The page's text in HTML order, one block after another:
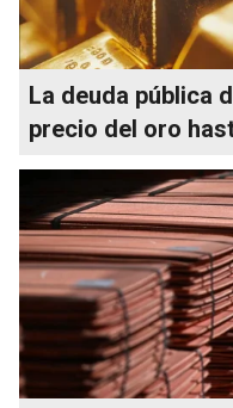
La deuda pública
precio del oro